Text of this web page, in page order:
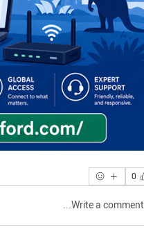
0
Write a comment...